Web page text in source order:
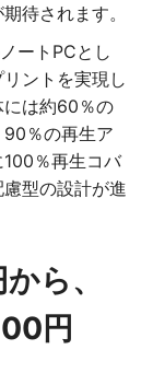
待されます。
ートPCとし
ントを実現し
には約60％の
％の再生ア
％再生コバ
型の設計が進
ら、
円